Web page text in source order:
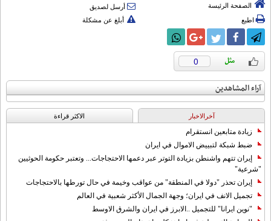
الصفحة الرئيسة
أرسل لصديق
اطبع
أبلغ عن مشكلة
0
آراء المشاهدين
آخرالاخبار الاکثر قراءة
زيادة متابعين انستقرام
ضبط شبكة لتبييض الاموال في ايران
إيران تتهم واشنطن بزيادة التوتر عبر دعمها الاحتجاجات... وتعتبر حكومة الحوثيين
"شرعية"
إيران تحذر "دولا في المنطقة" من عواقب وخيمة في حال تورطها بالاحتجاجات
تجميل الانف في ايران؛ وجهة الجمال الأكثر شعبية في العالم
"نوين ايرانا" للتجميل ..الابرز في ايران والشرق الاوسط